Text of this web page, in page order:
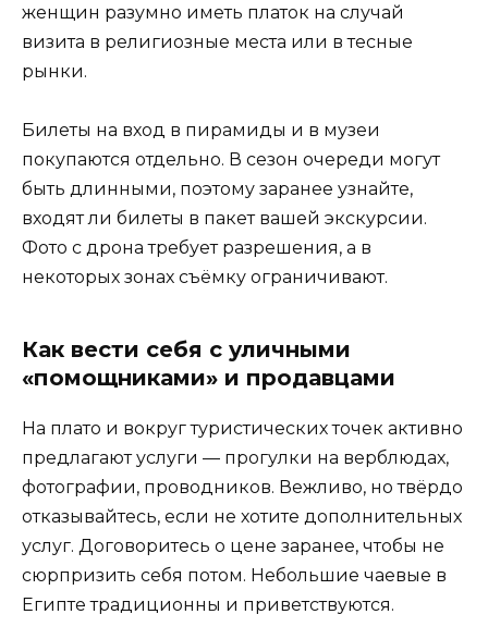
женщин разумно иметь платок на случай
визита в религиозные места или в тесные
рынки.
Билеты на вход в пирамиды и в музеи
покупаются отдельно. В сезон очереди могут
быть длинными, поэтому заранее узнайте,
входят ли билеты в пакет вашей экскурсии.
Фото с дрона требует разрешения, а в
некоторых зонах съёмку ограничивают.
Как вести себя с уличными
«помощниками» и продавцами
На плато и вокруг туристических точек активно
предлагают услуги — прогулки на верблюдах,
фотографии, проводников. Вежливо, но твёрдо
отказывайтесь, если не хотите дополнительных
услуг. Договоритесь о цене заранее, чтобы не
сюрпризить себя потом. Небольшие чаевые в
Египте традиционны и приветствуются.